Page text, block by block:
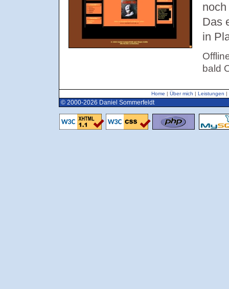
Das
in
bald
Home | Über mich | Leistungen |
© 2000-2026 Daniel Sommerfeldt